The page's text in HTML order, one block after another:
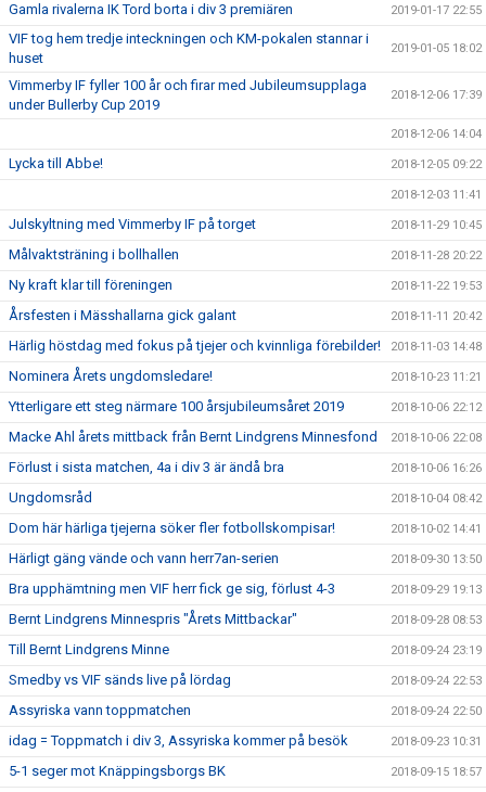
Gamla rivalerna IK Tord borta i div 3 premiären 2019-01-17 22:55
VIF tog hem tredje inteckningen och KM-pokalen stannar i
huset
2019-01-05 18:02
Vimmerby IF fyller 100 år och firar med Jubileumsupplaga
under Bullerby Cup 2019
2018-12-06 17:39
2018-12-06 14:04
Lycka till Abbe! 2018-12-05 09:22
2018-12-03 11:41
Julskyltning med Vimmerby IF på torget 2018-11-29 10:45
Målvaktsträning i bollhallen 2018-11-28 20:22
Ny kraft klar till föreningen 2018-11-22 19:53
Årsfesten i Mässhallarna gick galant 2018-11-11 20:42
Härlig höstdag med fokus på tjejer och kvinnliga förebilder! 2018-11-03 14:48
Nominera Årets ungdomsledare! 2018-10-23 11:21
Ytterligare ett steg närmare 100 årsjubileumsåret 2019 2018-10-06 22:12
Macke Ahl årets mittback från Bernt Lindgrens Minnesfond 2018-10-06 22:08
Förlust i sista matchen, 4a i div 3 är ändå bra 2018-10-06 16:26
Ungdomsråd 2018-10-04 08:42
Dom här härliga tjejerna söker fler fotbollskompisar! 2018-10-02 14:41
Härligt gäng vände och vann herr7an-serien 2018-09-30 13:50
Bra upphämtning men VIF herr fick ge sig, förlust 4-3 2018-09-29 19:13
Bernt Lindgrens Minnespris "Årets Mittbackar" 2018-09-28 08:53
Till Bernt Lindgrens Minne 2018-09-24 23:19
Smedby vs VIF sänds live på lördag 2018-09-24 22:53
Assyriska vann toppmatchen 2018-09-24 22:50
idag = Toppmatch i div 3, Assyriska kommer på besök 2018-09-23 10:31
5-1 seger mot Knäppingsborgs BK 2018-09-15 18:57